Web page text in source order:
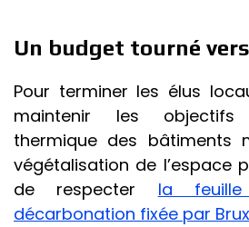
Un budget tourné
Pour terminer les élus
maintenir les
thermique des bâtiments
végétalisation de l’espace
de respecter la
décarbonation fixée par